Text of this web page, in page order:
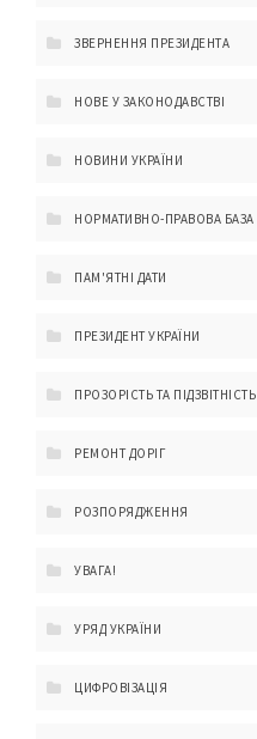
ЗВЕРНЕННЯ ПРЕЗИДЕНТА
НОВЕ У ЗАКОНОДАВСТВІ
НОВИНИ УКРАЇНИ
НОРМАТИВНО-ПРАВОВА БАЗА
ПАМ'ЯТНІ ДАТИ
ПРЕЗИДЕНТ УКРАЇНИ
ПРОЗОРІСТЬ ТА ПІДЗВІТНІСТЬ
РЕМОНТ ДОРІГ
РОЗПОРЯДЖЕННЯ
УВАГА!
УРЯД УКРАЇНИ
ЦИФРОВІЗАЦІЯ